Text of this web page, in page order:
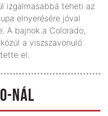
izgalmasabbá teheti az
elnyerésére jóval
A bajnok a Colorado,
a viszszavonuló
el.
NÁL